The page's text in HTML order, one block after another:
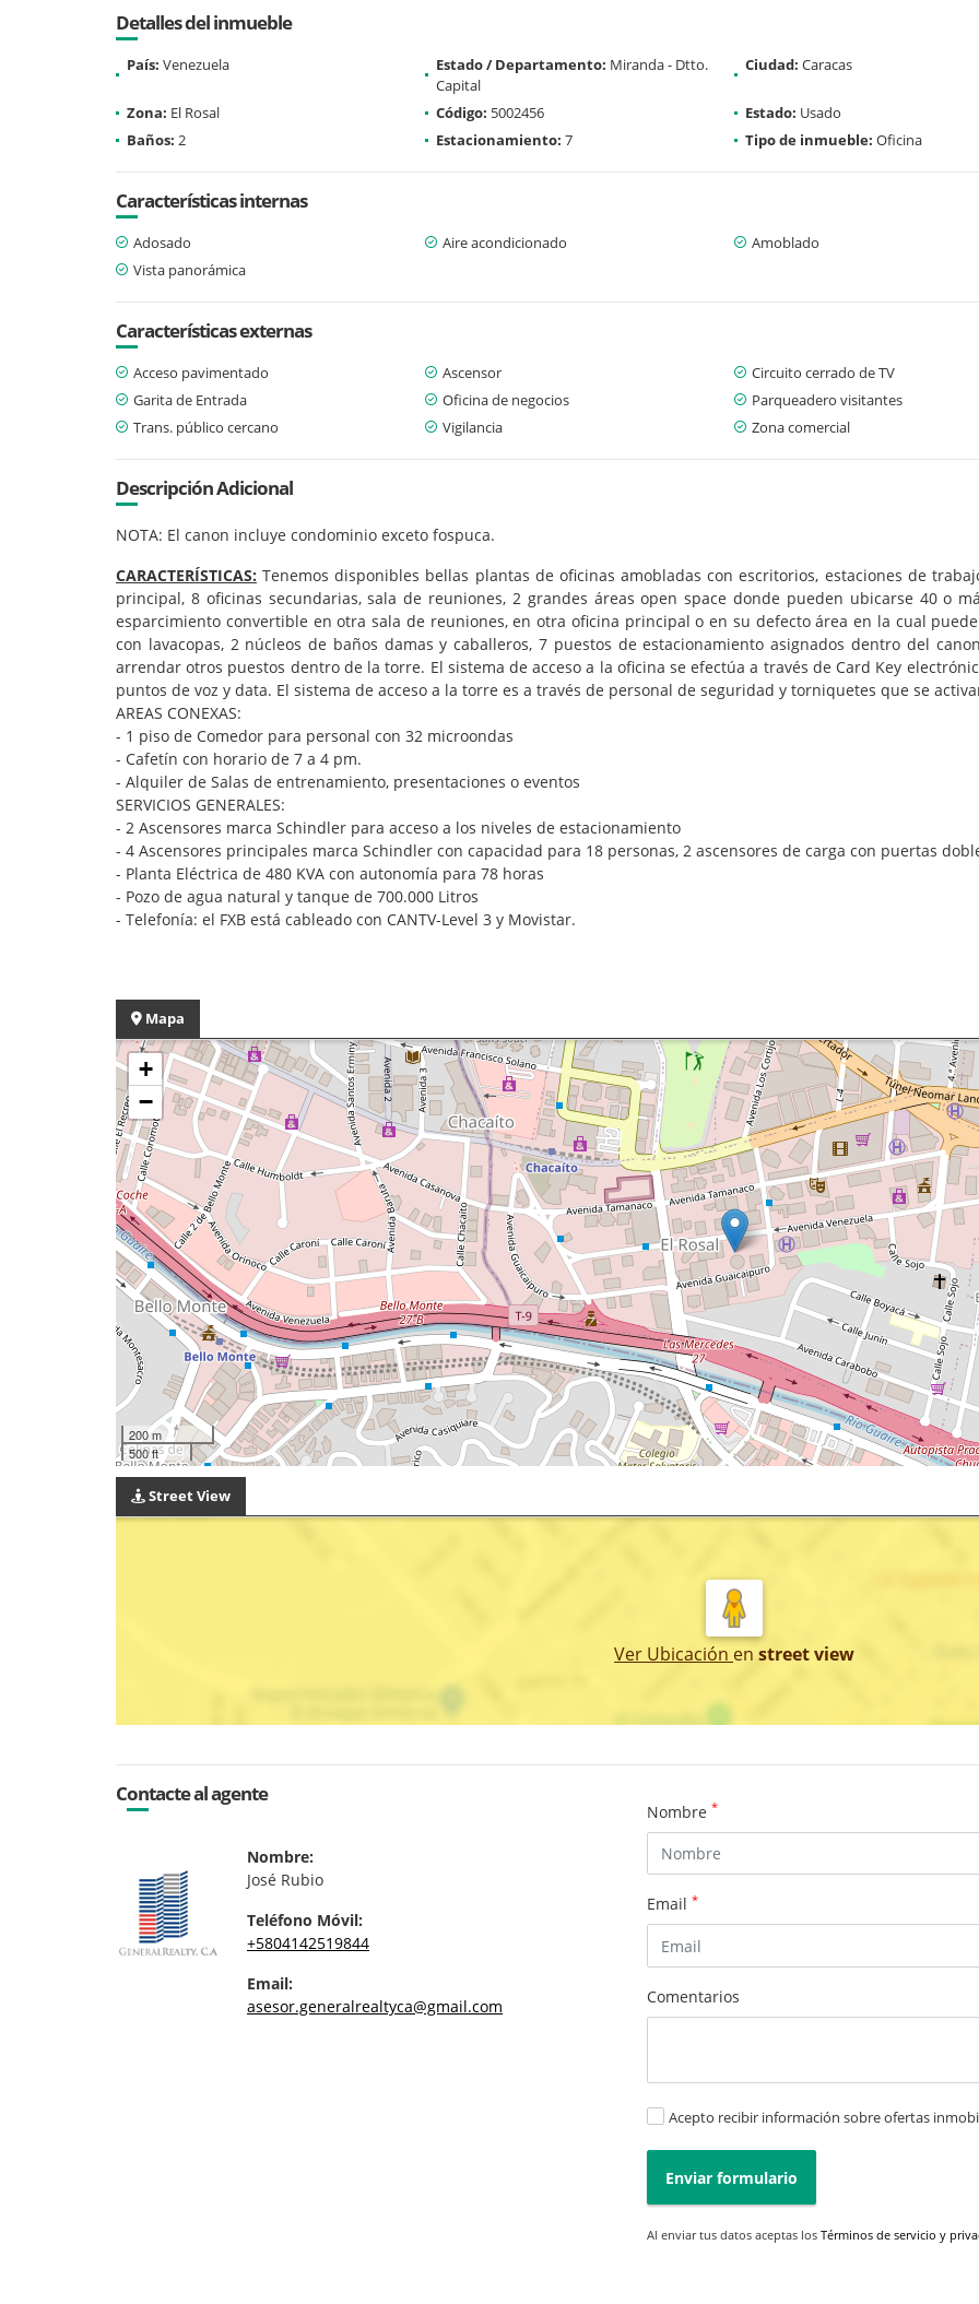
Detalles del inmueble
País: Venezuela Estado / Departamento: Miranda - Dtto.
Capital
Ciudad: Caracas
Zona: El Rosal Código: 5002456 Estado: Usado
Baños: 2 Estacionamiento: 7 Tipo de inmueble: Oficina
Características internas
Adosado Aire acondicionado
Amoblado
Vista panorámica
Características externas
Acceso pavimentado Ascensor
Circuito cerrado de TV
Garita de Entrada
Oficina de negocios
Parqueadero visitantes
Trans. público cercano
Vigilancia Zona comercial
Descripción Adicional
NOTA: El canon incluye condominio exceto fospuca.
CARACTERÍSTICAS: Tenemos disponibles bellas plantas de oficinas amobladas con escritorios, estaciones de
principal, 8 oficinas secundarias, sala de reuniones, 2 grandes áreas open space donde pueden ubicarse 40 o
esparcimiento convertible en otra sala de reuniones, en otra oficina principal o en su defecto área en la cual
con lavacopas, 2 núcleos de baños damas y caballeros, 7 puestos de estacionamiento asignados dentro del
arrendar otros puestos dentro de la torre. El sistema de acceso a la oficina se efectúa a través de Card Key
puntos de voz y data. El sistema de acceso a la torre es a través de personal de seguridad y torniquetes que se
AREAS CONEXAS:
- 1 piso de Comedor para personal con 32 microondas
- Cafetín con horario de 7 a 4 pm.
- Alquiler de Salas de entrenamiento, presentaciones o eventos
SERVICIOS GENERALES:
- 2 Ascensores marca Schindler para acceso a los niveles de estacionamiento
- 4 Ascensores principales marca Schindler con capacidad para 18 personas, 2 ascensores de carga con puertas
- Planta Eléctrica de 480 KVA con autonomía para 78 horas
- Pozo de agua natural y tanque de 700.000 Litros
- Telefonía: el FXB está cableado con CANTV-Level 3 y Movistar.
Mapa
+
−
200 m
500 ft
Street View
Ver Ubicación en street view
Contacte al agente
Nombre:
José Rubio
Teléfono Móvil:
+5804142519844
Email:
asesor.generalrealtyca@gmail.com
Nombre *
Email *
Comentarios
Acepto recibir información sobre ofertas
Enviar formulario
Al enviar tus datos aceptas los Términos de servicio y